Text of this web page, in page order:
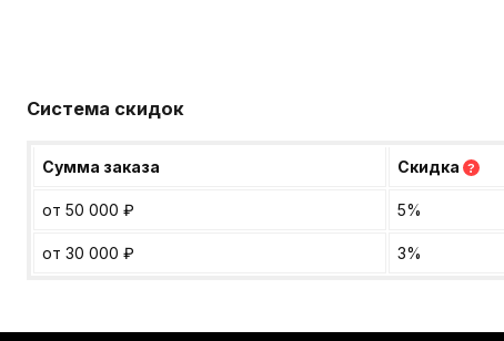
Система скидок
Сумма заказа Скидка ?
от 50 000 ₽ 5%
от 30 000 ₽ 3%